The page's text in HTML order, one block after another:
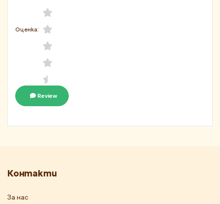
Оценка:
Review
Контакти
За нас